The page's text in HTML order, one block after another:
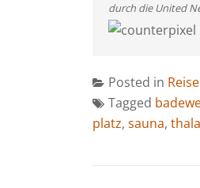
durch die United
Posted in
Tagged
platz, sauna,